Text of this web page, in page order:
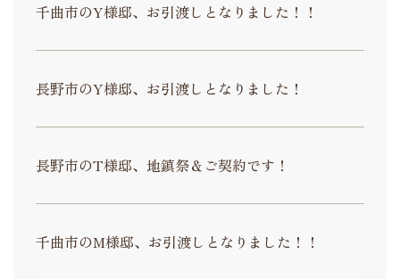
千曲市のY様邸、お引渡しとなりました！！
長野市のY様邸、お引渡しとなりました！
長野市のT様邸、地鎮祭＆ご契約です！
千曲市のM様邸、お引渡しとなりました！！